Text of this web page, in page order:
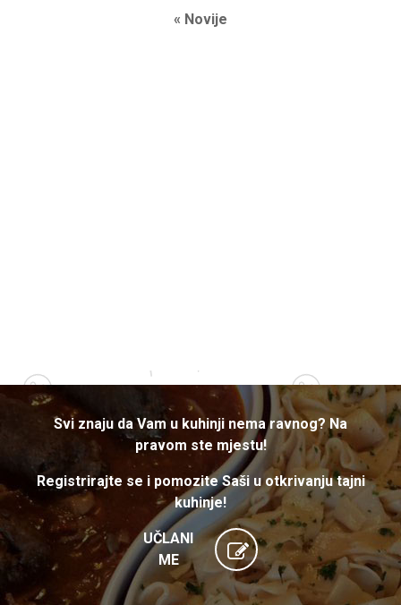
« Novije
Svi znaju da Vam u kuhinji nema ravnog? Na
pravom ste mjestu!
Registrirajte se i pomozite Saši u otkrivanju tajni
kuhinje!
UČLANI
ME